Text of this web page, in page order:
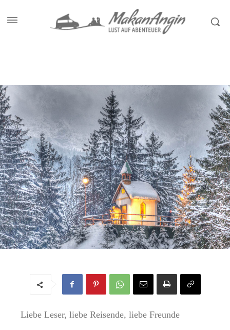
FROHE WEIHNACHTEN
Liebe Leser, liebe Reisende, liebe Freunde